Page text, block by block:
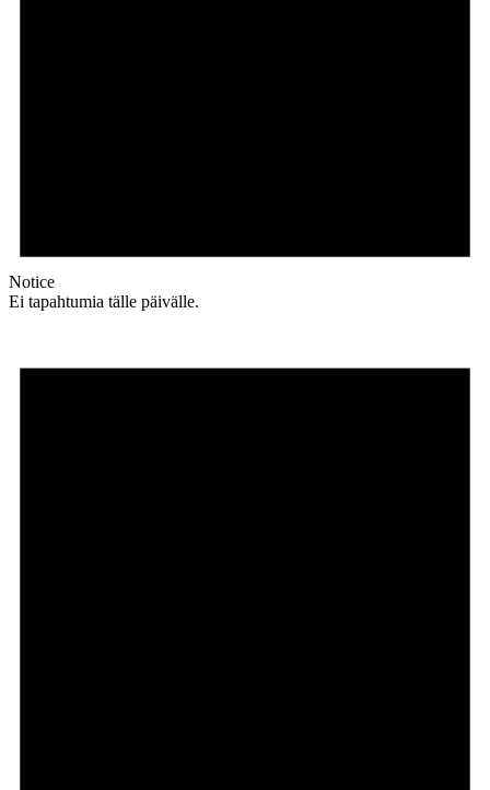
Notice
Ei tapahtumia tälle päivälle.